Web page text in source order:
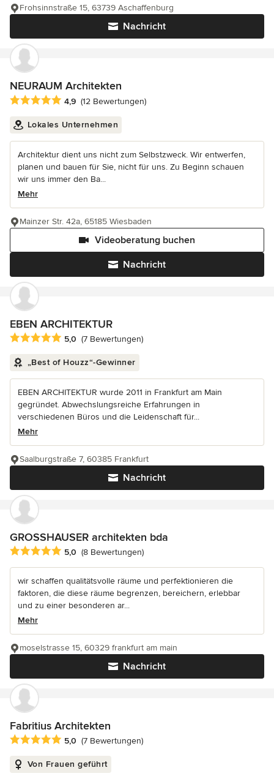
Nachricht
Frohsinnstraße 15, 63739 Aschaffenburg
NEURAUM Architekten
Durchschnittliche Bewertung: 4.9 von 5 Sternen
4,9 (12 Bewertungen)
Lokales Unternehmen
Architektur dient uns nicht zum Selbstzweck. Wir entwerfen,
planen und bauen für Sie, nicht für uns. Zu Beginn schauen
wir uns immer den Ba...
Mehr
Nachricht
Videoberatung buchen
Mainzer Str. 42a, 65185 Wiesbaden
EBEN ARCHITEKTUR
Durchschnittliche Bewertung: 5 von 5 Sternen
5,0 (7 Bewertungen)
„Best of Houzz“-Gewinner
EBEN ARCHITEKTUR wurde 2011 in Frankfurt am Main
gegründet. Abwechslungsreiche Erfahrungen in
verschiedenen Büros und die Leidenschaft für...
Mehr
Nachricht
Saalburgstraße 7, 60385 Frankfurt
GROSSHAUSER architekten bda
Durchschnittliche Bewertung: 5 von 5 Sternen
5,0 (8 Bewertungen)
wir schaffen qualitätsvolle räume und perfektionieren die
faktoren, die diese räume begrenzen, bereichern, erlebbar
und zu einer besonderen ar...
Mehr
Nachricht
moselstrasse 15, 60329 frankfurt am main
Fabritius Architekten
Durchschnittliche Bewertung: 5 von 5 Sternen
5,0 (7 Bewertungen)
Von Frauen geführt